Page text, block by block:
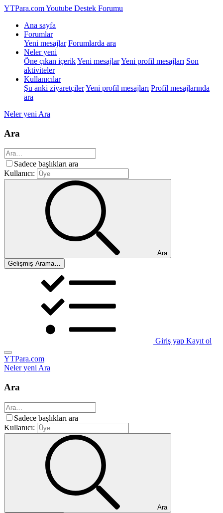
YTPara.comYoutube Destek Forumu
Ana sayfa
Forumlar
Yeni mesajlar Forumlarda ara
Neler yeni
Öne çıkan içerikYeni mesajlarYeni profil mesajları Son
aktiviteler
Kullanıcılar
Şu anki ziyaretçilerYeni profil mesajları Profil mesajlarında
ara
Neler yeni Ara
Ara
Sadece başlıkları ara
Kullanıcı:
Ara
Gelişmiş Arama…
Giriş yap Kayıt ol
YTPara.com
Neler yeniAra
Ara
Sadece başlıkları ara
Kullanıcı:
Ara